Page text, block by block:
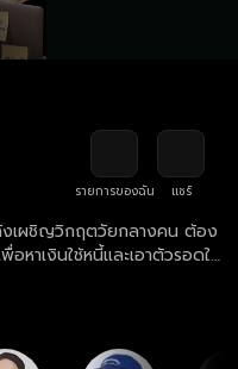
รายการของฉัน
แชร์
งเผชิญวิกฤตวัยกลางคน ต้อง
หาเงินใช้หนี้และเอาตัวรอดใน